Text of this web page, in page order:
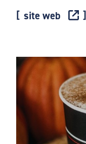
site web